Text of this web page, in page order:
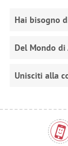
Hai bisogno
Del Mondo di
Unisciti alla